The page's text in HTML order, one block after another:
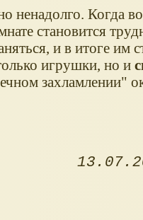
ненадолго. Когда
становится
и в итоге им
игрушки, но и
захламлении"